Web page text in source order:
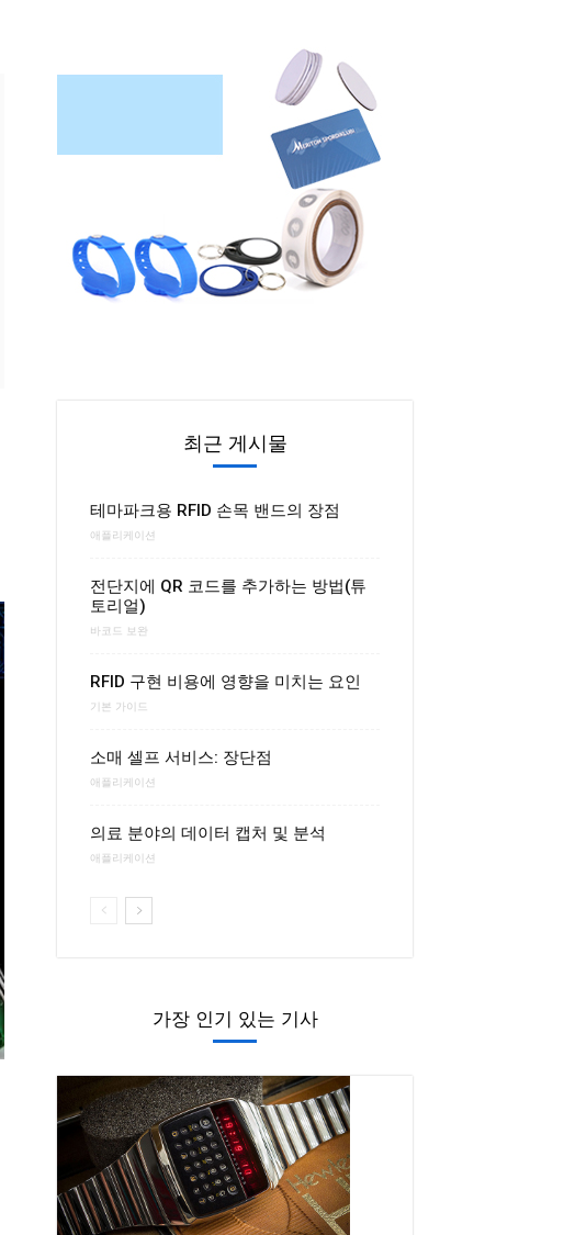
최근 게시물
테마파크용 RFID 손목 밴드의 장점
애플리케이션
전단지에 QR 코드를 추가하는 방법(튜
토리얼)
바코드 보완
RFID 구현 비용에 영향을 미치는 요인
기본 가이드
소매 셀프 서비스: 장단점
애플리케이션
의료 분야의 데이터 캡처 및 분석
애플리케이션
가장 인기 있는 기사